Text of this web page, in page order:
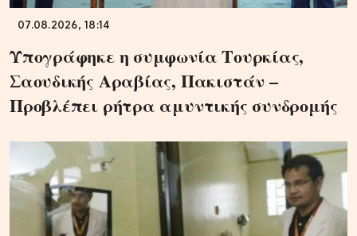
07.08.2026, 18:14
Υπογράφηκε η συμφωνία Τουρκίας,
Σαουδικής Αραβίας, Πακιστάν –
Προβλέπει ρήτρα αμυντικής συνδρομής